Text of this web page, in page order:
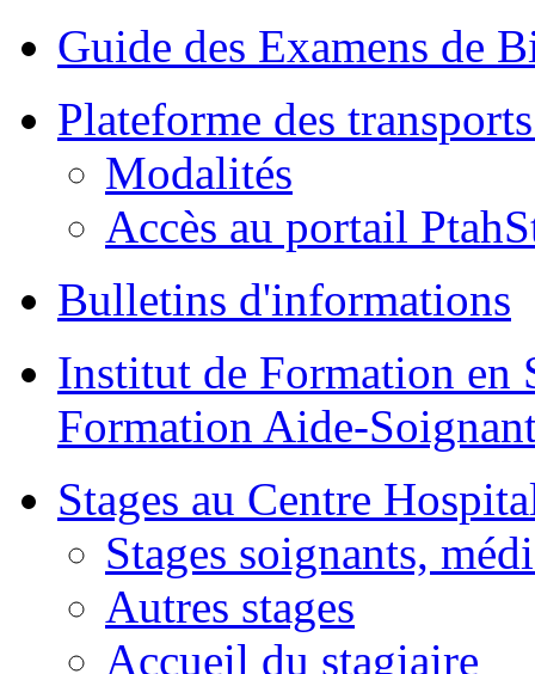
Guide des Examens de
Plateforme des
Modalités
Accès au portail
Bulletins d'informations
Institut de Formation
Formation Aide-
Stages au Centre
Stages soignants,
Autres stages
Accueil du stagiaire